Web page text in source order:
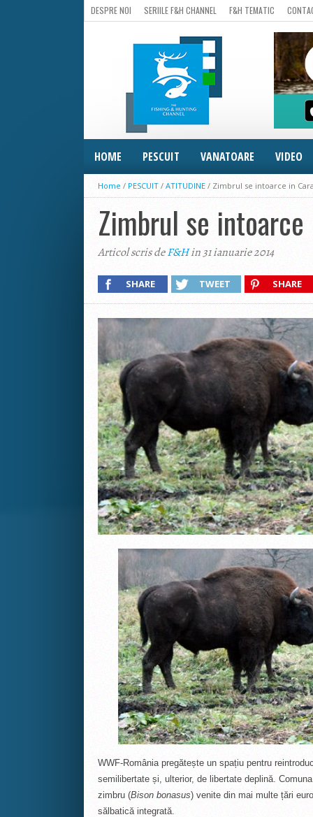
DESPRE NOI SERIILE F&H CHANNEL F&H TEMATIC
HOME PESCUIT VANATOARE VIDEO
Home / PESCUIT / ATITUDINE / Zimbrul se intoarce in
Zimbrul se
Articol scris deF&Hin 31 ianuarie 2014
SHARE TWEET SHARE
WWF-România pregătește un spațiu pentru
semilibertate și, ulterior, de libertate deplină.
zimbru (Bison bonasus) venite din mai multe țări
sălbatică integrată.